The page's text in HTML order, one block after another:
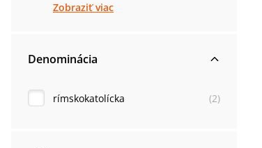
Zobraziť viac
Denominácia
rímskokatolícka (2)